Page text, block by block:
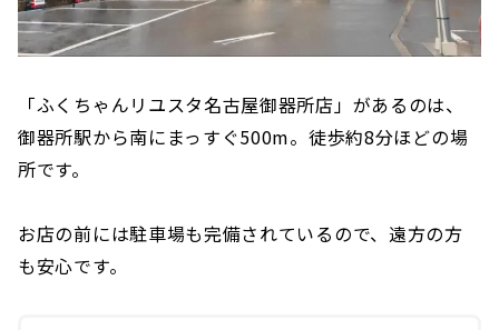
「ふくちゃんリユスタ名古屋御器所店」があるのは、
御器所駅から南にまっすぐ500m。徒歩約8分ほどの場
所です。
お店の前には駐車場も完備されているので、遠方の方
も安心です。